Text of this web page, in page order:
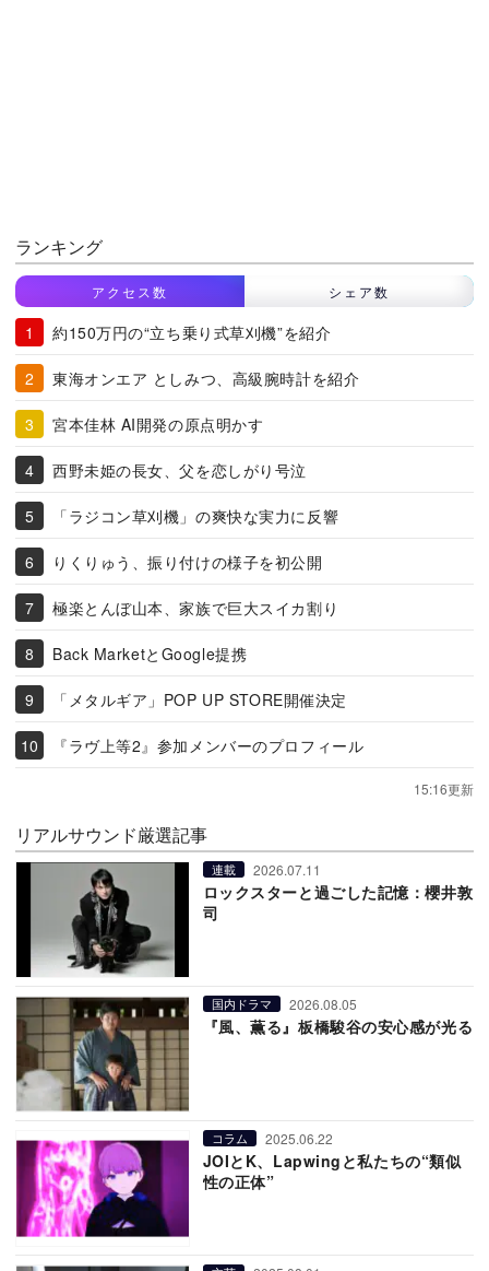
ランキング
アクセス数 シェア数
約150万円の“立ち乗り式草刈機”を紹介
東海オンエア としみつ、高級腕時計を紹介
宮本佳林 AI開発の原点明かす
西野未姫の長女、父を恋しがり号泣
「ラジコン草刈機」の爽快な実力に反響
りくりゅう、振り付けの様子を初公開
極楽とんぼ山本、家族で巨大スイカ割り
Back MarketとGoogle提携
「メタルギア」POP UP STORE開催決定
『ラヴ上等2』参加メンバーのプロフィール
15:16更新
リアルサウンド厳選記事
連載 2026.07.11
ロックスターと過ごした記憶：櫻井敦
司
国内ドラマ 2026.08.05
『風、薫る』板橋駿谷の安心感が光る
コラム 2025.06.22
JOIとK、Lapwingと私たちの“類似
性の正体”